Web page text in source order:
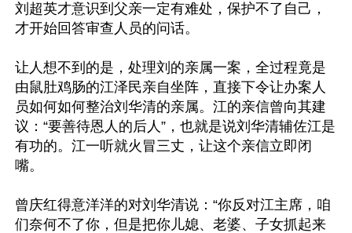
刘超英才意识到父亲一定有难处，保护不了自己，
才开始回答审查人员的问话。
让人想不到的是，处理刘的亲属一案，全过程竟是
由鼠肚鸡肠的江泽民亲自坐阵，直接下令让办案人
员如何如何整治刘华清的亲属。江的亲信曾向其建
议：“要善待恩人的后人”，也就是说刘华清辅佐江是
有功的。江一听就火冒三丈，让这个亲信立即闭
嘴。
曾庆红得意洋洋的对刘华清说：“你反对江主席，咱
们奈何不了你，但是把你儿媳、老婆、子女抓起来